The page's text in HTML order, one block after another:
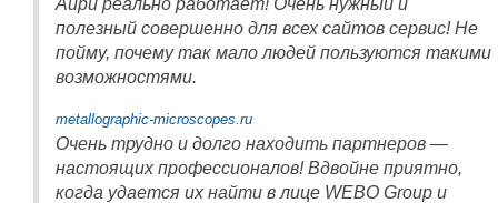
Айри реально работает! Очень нужный и
полезный совершенно для всех сайтов сервис! Не
пойму, почему так мало людей пользуются такими
возможностями.
metallographic-microscopes.ru
Очень трудно и долго находить партнеров —
настоящих профессионалов! Вдвойне приятно,
когда удается их найти в лице WEBO Group и